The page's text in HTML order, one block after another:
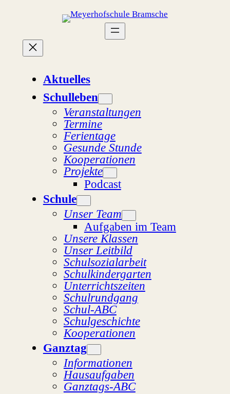
Aktuelles
Schulleben
Veranstaltungen
Termine
Ferientage
Gesunde Stunde
Kooperationen
Projekte
Podcast
Schule
Unser Team
Aufgaben im Team
Unsere Klassen
Unser Leitbild
Schulsozialarbeit
Schulkindergarten
Unterrichtszeiten
Schulrundgang
Schul-ABC
Schulgeschichte
Kooperationen
Ganztag
Informationen
Hausaufgaben
Ganztags-ABC